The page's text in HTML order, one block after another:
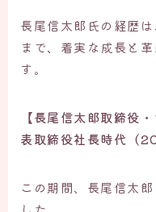
長尾信太郎氏の経歴
まで、着実な成長と
す。
【長尾信太郎取締役
表取締役社長時代（
この期間、長尾信太